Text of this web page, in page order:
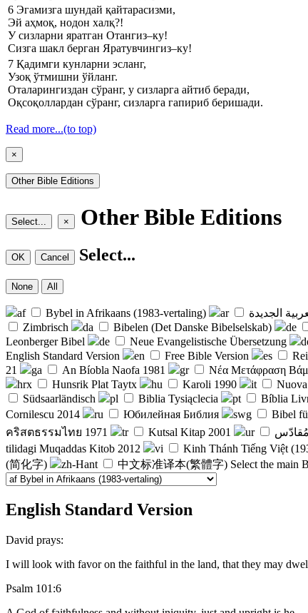
6 Эгамизга шундай қайтарасизми,
Эй аҳмоқ, нодон халқ?!
У сизларни яратган Отангиз–ку!
Сизга шакл берган Яратувчингиз–ку!
7 Қадимги кунларни эсланг,
Узоқ ўтмишни ўйланг.
Оталарингиздан сўранг, у сизларга айтиб беради,
Оқсоқоллардан сўранг, сизларга гапириб беришади.
Read more...(to top)
×
Other Bible Editions
Select... × Other Bible Editions
OK Cancel Select...
None All
af Bybel in Afrikaans (1983-vertaling) ar الجديدة
Zimbrisch
da Bibelen (Det Danske Bibelselskab) de
Leonberger Bibel
de Neue Evangelistische Übersetzung
English Standard Version
en Free Bible Version es
21
ga An Bíobla Naofa 1981 gr Νέα Μετάφραση
hrx
Hunsrik Plat Taytx hu Karoli 1990 it
Südsaarländisch
pl Biblia Tysiąclecia pt Bíblia
Cornilescu 2014
ru Юбилейная Библия swg Bibel
คริสตธรรมไทย 1971
tr Kutsal Kitap 2001 ur
tilidagi Muqaddas Kitob 2012
vi Kinh Thánh Tiếng Việt
(简化字)
zh-Hant 中文标准译本(繁體字) Select the main
English Standard Version
David prays:
I will look with favor on the faithful in the land, that they may
Psalm 101:6